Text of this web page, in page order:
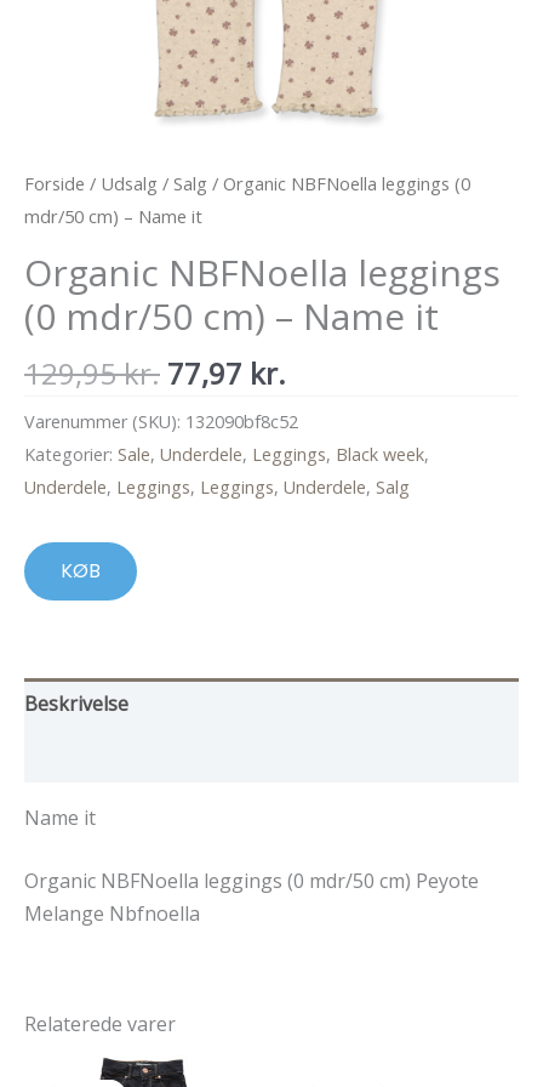
Forside / Udsalg / Salg / Organic NBFNoella leggings (0
mdr/50 cm) – Name it
Organic NBFNoella leggings
(0 mdr/50 cm) – Name it
129,95kr. Den
oprindelige
pris
var:
129,95 kr..
77,97 kr.
pris
er:
77,97 kr..
Varenummer (SKU): 132090bf8c52
Kategorier: Sale, Underdele, Leggings, Black week,
Underdele, Leggings, Leggings, Underdele, Salg
KØB
Beskrivelse
Name it
Organic NBFNoella leggings (0 mdr/50 cm) Peyote
Melange Nbfnoella
Relaterede varer